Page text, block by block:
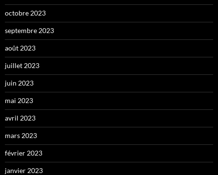
octobre 2023
septembre 2023
août 2023
juillet 2023
juin 2023
mai 2023
avril 2023
mars 2023
février 2023
janvier 2023